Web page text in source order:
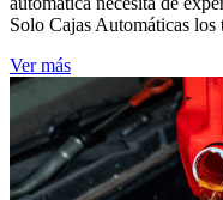
Solo Cajas Automáticas los
Ver más